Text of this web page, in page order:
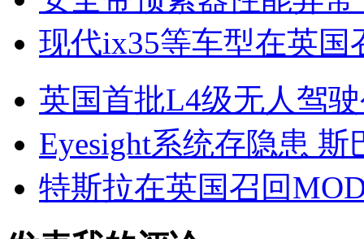
现代ix35等车型在英国
英国首批L4级无人驾
Eyesight系统存隐患
特斯拉在英国召回